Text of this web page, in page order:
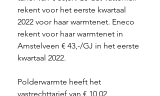
rekent voor het eerste kwartaal
2022 voor haar warmtenet. Eneco
rekent voor haar warmtenet in
Amstelveen € 43,-/GJ in het eerste
kwartaal 2022.
Polderwarmte heeft het
vastrechttarief van € 10,02